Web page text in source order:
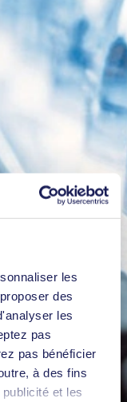
les
des
les
pas
pas bénéficier
à des fins
et les